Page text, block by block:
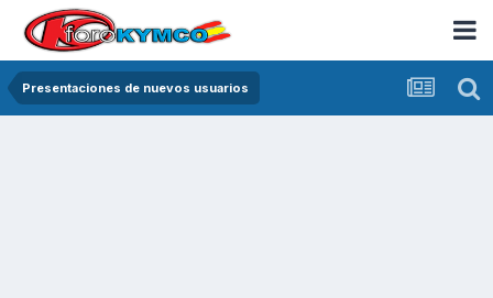
Presentaciones de nuevos usuarios